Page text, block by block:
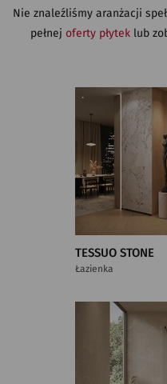
Nie znaleźliśmy aranżacji
pełnej oferty płytek lub
TESSUO STONE
Łazienka